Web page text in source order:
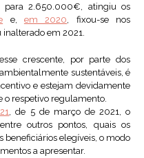
para 2.650.000€, atingiu os
e, em 2020, fixou-se nos
em 2021.
crescente, por parte dos
sustentáveis, é
e estejam devidamente
o respetivo regulamento.
, de 5 de março de 2021, o
outros pontos, quais os
beneficiários elegíveis, o modo
a apresentar.